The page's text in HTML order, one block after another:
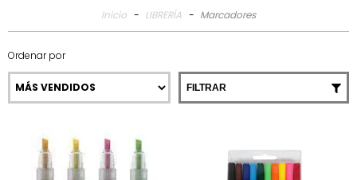
Inicio - LIBRERÍA - Marcadores
Ordenar por
FILTRAR